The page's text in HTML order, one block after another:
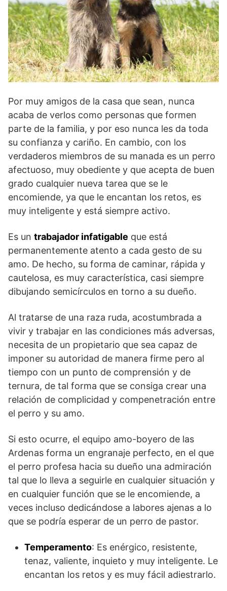
Por muy amigos de la casa que sean, nunca
acaba de verlos como personas que formen
parte de la familia, y por eso nunca les da toda
su confianza y cariño. En cambio, con los
verdaderos miembros de su manada es un perro
afectuoso, muy obediente y que acepta de buen
grado cualquier nueva tarea que se le
encomiende, ya que le encantan los retos, es
muy inteligente y está siempre activo.
Es un trabajador infatigable que está
permanentemente atento a cada gesto de su
amo. De hecho, su forma de caminar, rápida y
cautelosa, es muy característica, casi siempre
dibujando semicírculos en torno a su dueño.
Al tratarse de una raza ruda, acostumbrada a
vivir y trabajar en las condiciones más adversas,
necesita de un propietario que sea capaz de
imponer su autoridad de manera firme pero al
tiempo con un punto de comprensión y de
ternura, de tal forma que se consiga crear una
relación de complicidad y compenetración entre
el perro y su amo.
Si esto ocurre, el equipo amo-boyero de las
Ardenas forma un engranaje perfecto, en el que
el perro profesa hacia su dueño una admiración
tal que lo lleva a seguirle en cualquier situación y
en cualquier función que se le encomiende, a
veces incluso dedicándose a labores ajenas a lo
que se podría esperar de un perro de pastor.
Temperamento: Es enérgico, resistente,
tenaz, valiente, inquieto y muy inteligente. Le
encantan los retos y es muy fácil adiestrarlo.